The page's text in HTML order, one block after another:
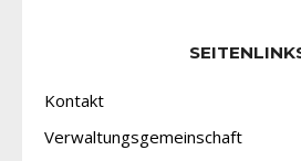
Kontakt
Verwaltungsgemeinschaft